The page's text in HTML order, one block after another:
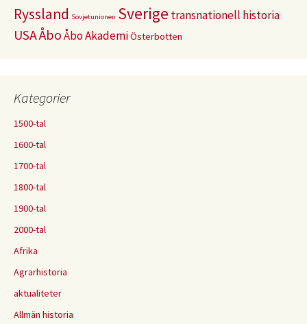
Ryssland Sovjetunionen Sverige transnationell historia
USAÅboÅbo AkademiÖsterbotten
Kategorier
1500-tal
1600-tal
1700-tal
1800-tal
1900-tal
2000-tal
Afrika
Agrarhistoria
aktualiteter
Allmän historia